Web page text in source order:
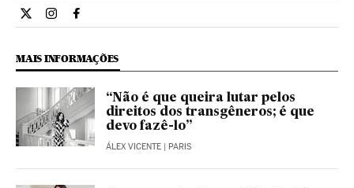
Estilo El País Brasil en Twitter
Estilo El País Brasil en Instagram
Estilo El País Brasil en Facebook
MAIS INFORMAÇÕES
“Não é que queira lutar pelos
direitos dos transgêneros; é que
devo fazê-lo”
ÁLEX VICENTE | PARIS